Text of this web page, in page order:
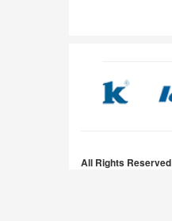
All Rights Reserved